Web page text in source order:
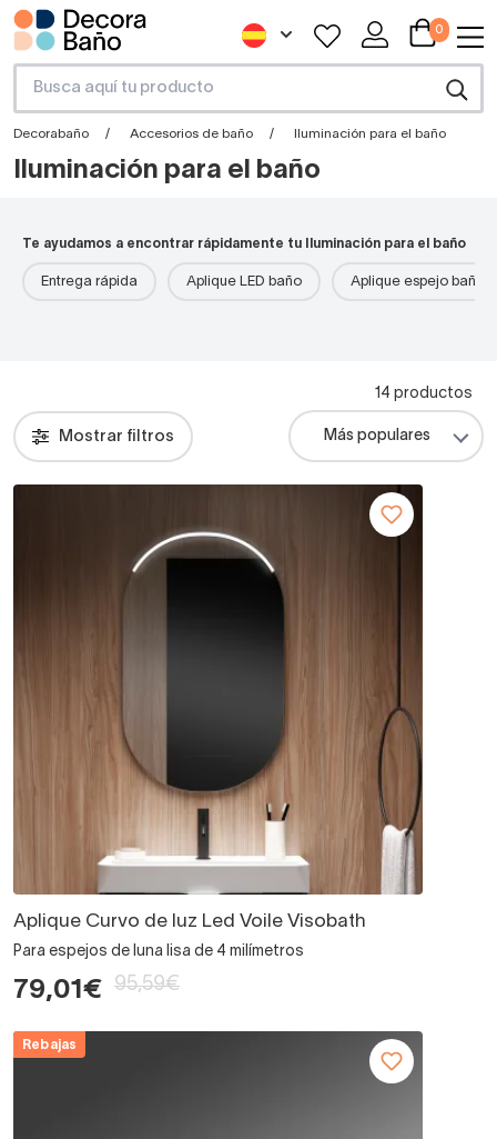
0
Decorabaño Accesorios de baño Iluminación para el baño
Iluminación para el baño
Te ayudamos a encontrar rápidamente tu Iluminación para el baño
Entrega rápida Aplique LED baño Aplique espejo baño
Mostrar filtros
14 productos
Aplique Curvo de luz Led Voile Visobath
Para espejos de luna lisa de 4 milímetros
79,01€ 95,59€
Rebajas